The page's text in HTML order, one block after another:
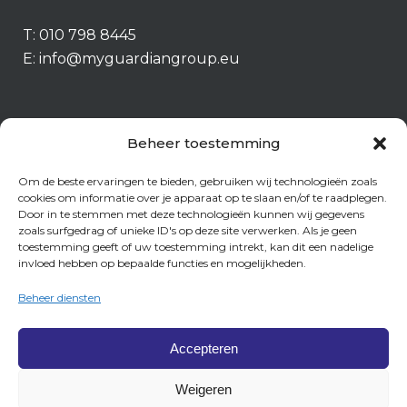
Beheer toestemming
Om de beste ervaringen te bieden, gebruiken wij technologieën zoals
cookies om informatie over je apparaat op te slaan en/of te raadplegen.
Door in te stemmen met deze technologieën kunnen wij gegevens
zoals surfgedrag of unieke ID's op deze site verwerken. Als je geen
toestemming geeft of uw toestemming intrekt, kan dit een nadelige
invloed hebben op bepaalde functies en mogelijkheden.
Beheer diensten
Accepteren
Weigeren
T: 010 798 8445
E: info@myguardiangroup.eu
Fraudebeleid
Beloningsbeleid
Privacy statement